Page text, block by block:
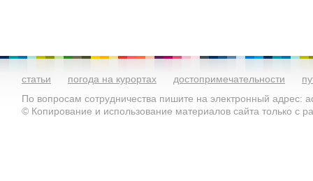
статьи погода на курортах достопримечательности
По вопросам сотрудничества пишите на электронный адрес:
© Копирование и использование материалов сайта только с